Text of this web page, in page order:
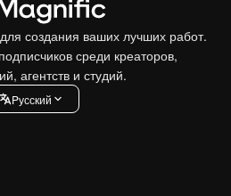
создания ваших лучших работ.
среди креаторов,
агентств и студий.
Pусский